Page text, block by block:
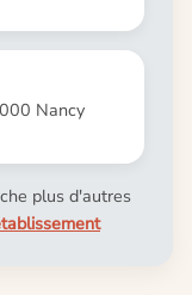
Nancy
plus d'autres